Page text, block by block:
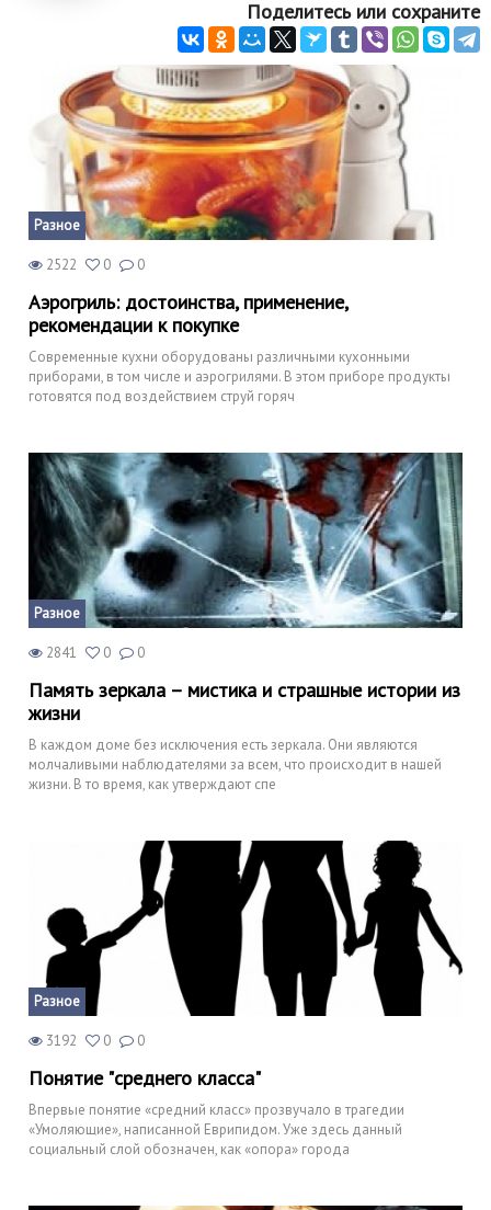
Поделитесь или сохраните
Разное
2522 0 0
Аэрогриль: достоинства, применение,
рекомендации к покупке
Современные кухни оборудованы различными кухонными
приборами, в том числе и аэрогрилями. В этом приборе продукты
готовятся под воздействием струй горяч
Разное
2841 0 0
Память зеркала – мистика и страшные истории из
жизни
В каждом доме без исключения есть зеркала. Они являются
молчаливыми наблюдателями за всем, что происходит в нашей
жизни. В то время, как утверждают спе
Разное
3192 0 0
Понятие "среднего класса"
Впервые понятие «средний класс» прозвучало в трагедии
«Умоляющие», написанной Еврипидом. Уже здесь данный
социальный слой обозначен, как «опора» города